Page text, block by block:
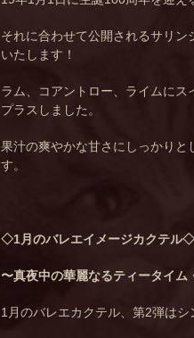
それに合わせて公開されるサリ
いたします！
ラム、コアントロー、ライムに
プラスしました。
果汁の爽やかな甘さにしっかり
す。
◇1月のバレエイメージカクテル◇
〜真夜中の華麗なるティータイム
1月のバレエカクテル、第2弾はシ